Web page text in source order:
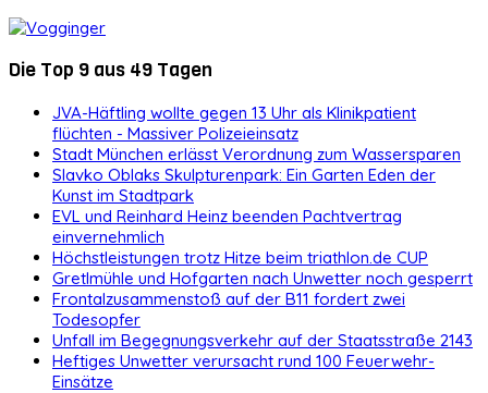
Die Top 9 aus 49 Tagen
JVA-Häftling wollte gegen 13 Uhr als Klinikpatient
flüchten - Massiver Polizeieinsatz
Stadt München erlässt Verordnung zum Wassersparen
Slavko Oblaks Skulpturenpark: Ein Garten Eden der
Kunst im Stadtpark
EVL und Reinhard Heinz beenden Pachtvertrag
einvernehmlich
Höchstleistungen trotz Hitze beim triathlon.de CUP
Gretlmühle und Hofgarten nach Unwetter noch gesperrt
Frontalzusammenstoß auf der B11 fordert zwei
Todesopfer
Unfall im Begegnungsverkehr auf der Staatsstraße 2143
Heftiges Unwetter verursacht rund 100 Feuerwehr-
Einsätze